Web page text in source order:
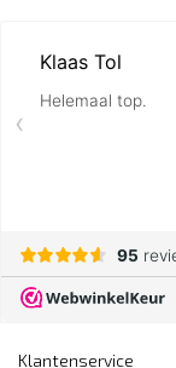
Klantenservice